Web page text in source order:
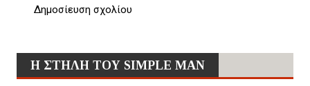
Δημοσίευση σχολίου
Η ΣΤΗΛΗ ΤΟΥ SIMPLE MAN